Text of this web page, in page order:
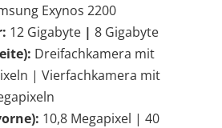
Exynos 2200
12 Gigabyte | 8 Gigabyte
Dreifachkamera mit
| Vierfachkamera mit
10,8 Megapixel | 40